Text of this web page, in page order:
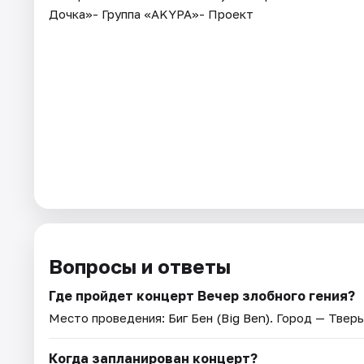
Дочка»- Группа «AKYPA»- Проект
Вопросы и ответы
Где пройдет концерт Вечер злобного гения?
Место проведения: Биг Бен (Big Ben). Город —
Когда запланирован концерт?